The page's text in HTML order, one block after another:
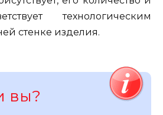
технологическим
стенке изделия.
вы?